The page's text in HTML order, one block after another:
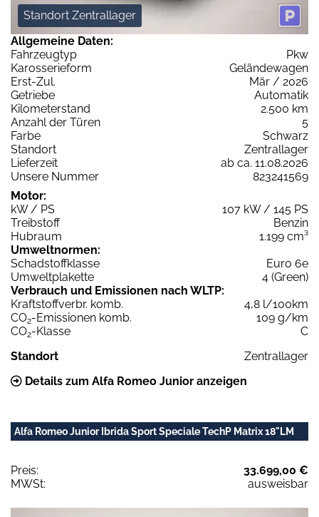
Standort Zentrallager
Allgemeine Daten:
Fahrzeugtyp
Pkw
Karosserieform
Geländewagen
Erst-Zul.
Mär / 2026
Getriebe
Automatik
Kilometerstand
2.500 km
Anzahl der Türen
5
Farbe
Schwarz
Standort
Zentrallager
Lieferzeit
ab ca. 11.08.2026
Unsere Nummer
823241569
Motor:
kW / PS
107 kW / 145 PS
Treibstoff
Benzin
Hubraum
1.199 cm³
Umweltnormen:
Schadstoffklasse
Euro 6e
Umweltplakette
4 (Green)
Verbrauch und Emissionen nach WLTP:
Kraftstoffverbr. komb.
4,8 l/100km
CO2-Emissionen komb.
109 g/km
CO2-Klasse
C
Standort
Zentrallager
Details zum Alfa Romeo Junior anzeigen
Alfa Romeo Junior Ibrida Sport Speciale TechP Matrix 18"LM
Preis:
33.699,00 €
MWSt:
ausweisbar